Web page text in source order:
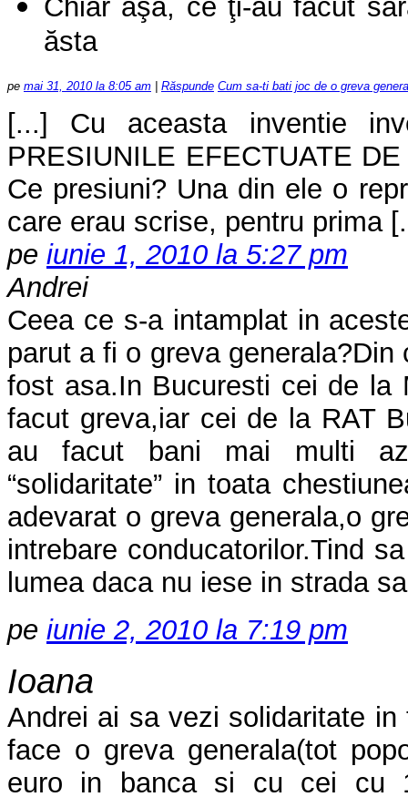
Chiar aşa, ce ţi-au făcut
ăsta
pe mai 31, 2010 la 8:05 am Răspunde Cum sa-ti bati joc de o greva
[...] Cu aceasta inventie
PRESIUNILE EFECTUATE
Ce presiuni? Una din ele o
care erau scrise, pentru prima
pe iunie 1, 2010 la 5:27 pm
Andrei
Ceea ce s-a intamplat in
parut a fi o greva
fost asa.In Bucuresti cei de la
facut greva,iar cei de la RAT
au facut bani mai multi
“solidaritate” in toata
adevarat o greva generala,o
intrebare conducatorilor.Tind
lumea daca nu iese in strada
pe iunie 2, 2010 la 7:19 pm
Ioana
Andrei ai sa vezi solidaritate
face o greva generala(tot
euro in banca si cu cei cu